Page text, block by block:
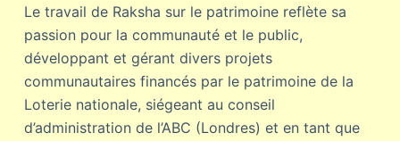
Le travail de Raksha sur le patrimoine reflète sa
passion pour la communauté et le public,
développant et gérant divers projets
communautaires financés par le patrimoine de la
Loterie nationale, siégeant au conseil
d’administration de l’ABC (Londres) et en tant que